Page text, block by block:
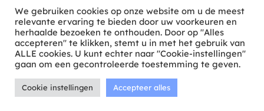
 We zijn ook actief op LinkedIn
ontwikkeld door tweekoppig
We gebruiken cookies op onze website om u de meest
relevante ervaring te bieden door uw voorkeuren en
herhaalde bezoeken te onthouden. Door op "Alles
accepteren" te klikken, stemt u in met het gebruik van
ALLE cookies. U kunt echter naar "Cookie-instellingen"
gaan om een gecontroleerde toestemming te geven.
Cookie instellingen Accepteer alles